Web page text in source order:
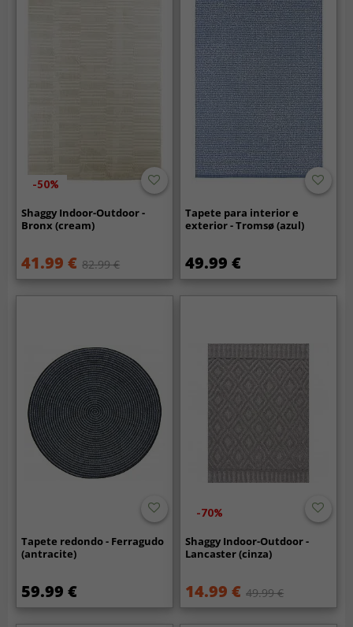
-50%
Shaggy Indoor-Outdoor -
Bronx (cream)
41.99 € 82.99 €
Tapete para interior e
exterior - Tromsø (azul)
49.99 €
Tapete redondo - Ferragudo
(antracite)
59.99 €
-70%
Shaggy Indoor-Outdoor -
Lancaster (cinza)
14.99 € 49.99 €